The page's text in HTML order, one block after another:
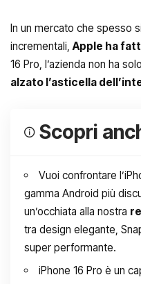
In un mercato che spesso
incrementali,Apple ha
16 Pro, l’azienda non ha
alzato l’asticella
Scopri
Vuoi confrontare
gamma Android più
un’occhiata alla nostra
tra design elegante,
super performante.
iPhone 16 Pro è un